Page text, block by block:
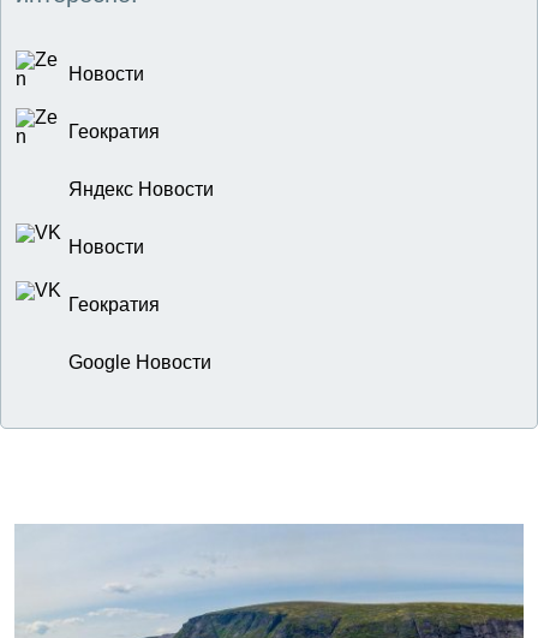
Новости
Геократия
Яндекс Новости
Новости
Геократия
Google Новости